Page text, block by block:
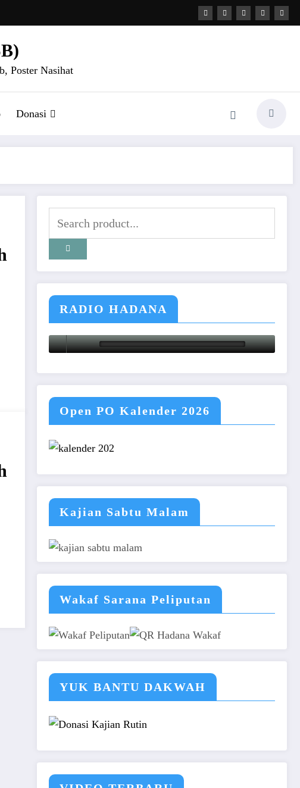
Poster Nasihat
Donasi
RADIO HADANA
Open PO Kalender 2026
Kajian Sabtu Malam
Wakaf Sarana Peliputan
YUK BANTU DAKWAH